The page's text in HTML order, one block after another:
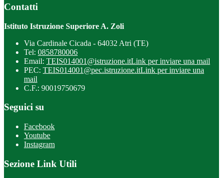
Contatti
Istituto Istruzione Superiore A. Zoli
Via Cardinale Cicada - 64032 Atri (TE)
Tel: 0858780006
Email: TEIS014001@istruzione.itLink per inviare una mail
PEC: TEIS014001@pec.istruzione.itLink per inviare una
mail
C.F.: 90019750679
Seguici su
Facebook
Youtube
Instagram
Sezione Link Utili